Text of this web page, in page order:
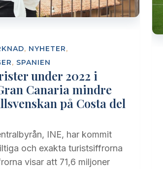
, NYHETER,
, SPANIEN
under 2022 i
Canaria mindre
på Costa del
INE, har kommit
och exakta turistsiffrorna
visar att 71,6 miljoner